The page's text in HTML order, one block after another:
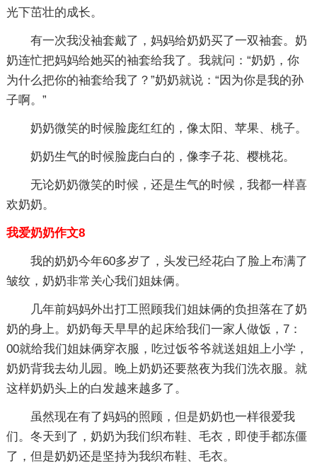
光下茁壮的成长。
有一次我没袖套戴了，妈妈给奶奶买了一双袖套。奶
奶连忙把妈妈给她买的袖套给我了。我就问：“奶奶，你
为什么把你的袖套给我了？”奶奶就说：“因为你是我的孙
子啊。”
奶奶微笑的时候脸庞红红的，像太阳、苹果、桃子。
奶奶生气的时候脸庞白白的，像李子花、樱桃花。
无论奶奶微笑的时候，还是生气的时候，我都一样喜
欢奶奶。
我爱奶奶作文8
我的奶奶今年60多岁了，头发已经花白了脸上布满了
皱纹，奶奶非常关心我们姐妹俩。
几年前妈妈外出打工照顾我们姐妹俩的负担落在了奶
奶的身上。奶奶每天早早的起床给我们一家人做饭，7：
00就给我们姐妹俩穿衣服，吃过饭爷爷就送姐姐上小学，
奶奶背我去幼儿园。晚上奶奶还要熬夜为我们洗衣服。就
这样奶奶头上的白发越来越多了。
虽然现在有了妈妈的照顾，但是奶奶也一样很爱我
们。冬天到了，奶奶为我们织布鞋、毛衣，即使手都冻僵
了，但是奶奶还是坚持为我织布鞋、毛衣。